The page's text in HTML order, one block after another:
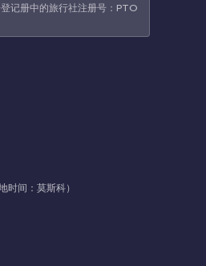
记册中的旅行社注册号：РТО
间：莫斯科）